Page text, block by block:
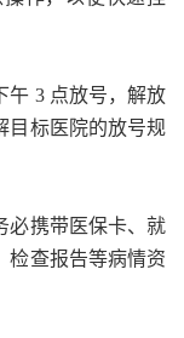
午 3 点放号，解放
目标医院的放号规
必携带医保卡、就
检查报告等病情资